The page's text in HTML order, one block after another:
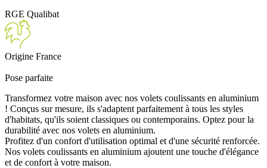
RGE Qualibat
Origine France
Pose parfaite
Transformez votre maison avec nos volets coulissants en aluminium
! Conçus sur mesure, ils s'adaptent parfaitement à tous les styles
d'habitats, qu'ils soient classiques ou contemporains. Optez pour la
durabilité avec nos volets en aluminium.
Profitez d'un confort d'utilisation optimal et d'une sécurité renforcée.
Nos volets coulissants en aluminium ajoutent une touche d'élégance
et de confort à votre maison.